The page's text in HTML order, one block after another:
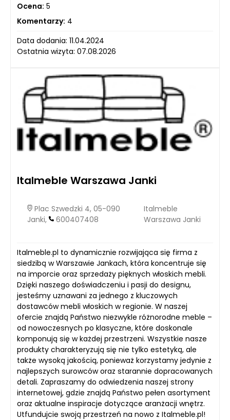
Ocena: 5
Komentarzy: 4
Data dodania: 11.04.2024
Ostatnia wizyta: 07.08.2026
Italmeble Warszawa Janki
Plac Szwedzki 4, 05-090
Janki,
600407408
Italmeble
Warszawa Janki
Italmeble.pl to dynamicznie rozwijająca się firma z
siedzibą w Warszawie Jankach, która koncentruje się
na imporcie oraz sprzedaży pięknych włoskich mebli.
Dzięki naszego doświadczeniu i pasji do designu,
jesteśmy uznawani za jednego z kluczowych
dostawców mebli włoskich w regionie. W naszej
ofercie znajdą Państwo niezwykle różnorodne meble –
od nowoczesnych po klasyczne, które doskonale
komponują się w każdej przestrzeni. Wszystkie nasze
produkty charakteryzują się nie tylko estetyką, ale
także wysoką jakością, ponieważ korzystamy jedynie z
najlepszych surowców oraz starannie dopracowanych
detali. Zapraszamy do odwiedzenia naszej strony
internetowej, gdzie znajdą Państwo pełen asortyment
oraz aktualne inspiracje dotyczące aranżacji wnętrz.
Utfundujcie swoją przestrzeń na nowo z Italmeble.pl!